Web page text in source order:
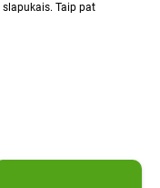
tvarkymu.
Taip pat